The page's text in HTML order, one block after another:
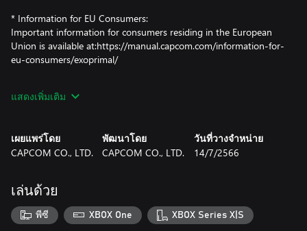
* Information for EU Consumers:
Important information for consumers residing in the European
Union is available at:https://manual.capcom.com/information-for-
eu-consumers/exoprimal/
purchase individually or as part of other sets. Please be careful of
appearance of an exosuit and have no other effect.
Emotes and stamps are items that can be used to customize the
Obtained additional contents can be used by going from the title
screen to the in-game home screen.
Note: This DLC is only playable on the Microsoft account that
purchases it. Even if you are the organiser of a family group,
แสดงเพิ่มเติม
เผยแพร่โดย
CAPCOM CO., LTD.
พัฒนาโดย
CAPCOM CO., LTD.
วันที่วางจำหน่าย
14/7/2566
เล่นด้วย
พีซี XBOX One XBOX Series X|S